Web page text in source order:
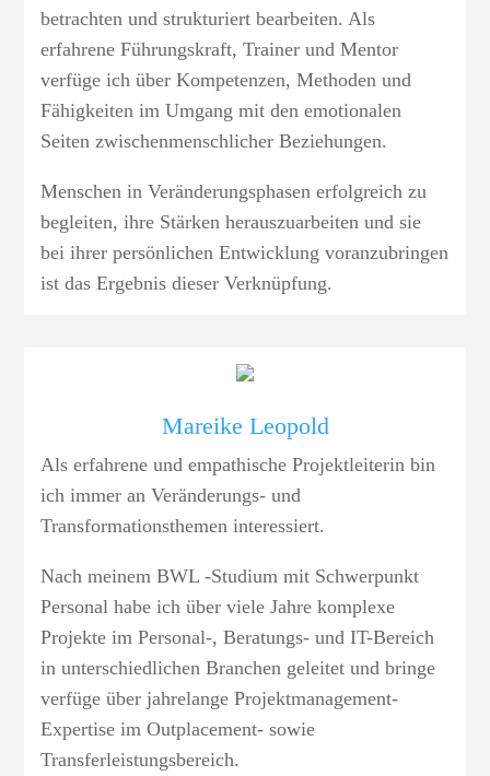
betrachten und strukturiert bearbeiten. Als
erfahrene Führungskraft, Trainer und Mentor
verfüge ich über Kompetenzen, Methoden und
Fähigkeiten im Umgang mit den emotionalen
Seiten zwischenmenschlicher Beziehungen.
Menschen in Veränderungsphasen erfolgreich zu
begleiten, ihre Stärken herauszuarbeiten und sie
bei ihrer persönlichen Entwicklung voranzubringen
ist das Ergebnis dieser Verknüpfung.
Mareike Leopold
Als erfahrene und empathische Projektleiterin bin
ich immer an Veränderungs- und
Transformationsthemen interessiert.
Nach meinem BWL -Studium mit Schwerpunkt
Personal habe ich über viele Jahre komplexe
Projekte im Personal-, Beratungs- und IT-Bereich
in unterschiedlichen Branchen geleitet und bringe
verfüge über jahrelange Projektmanagement-
Expertise im Outplacement- sowie
Transferleistungsbereich.